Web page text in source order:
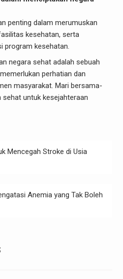
penting dalam merumuskan
kesehatan, serta
program kesehatan.
negara sehat adalah sebuah
perhatian dan
masyarakat. Mari bersama-
untuk kesejahteraan
Mencegah Stroke di Usia
Anemia yang Tak Boleh